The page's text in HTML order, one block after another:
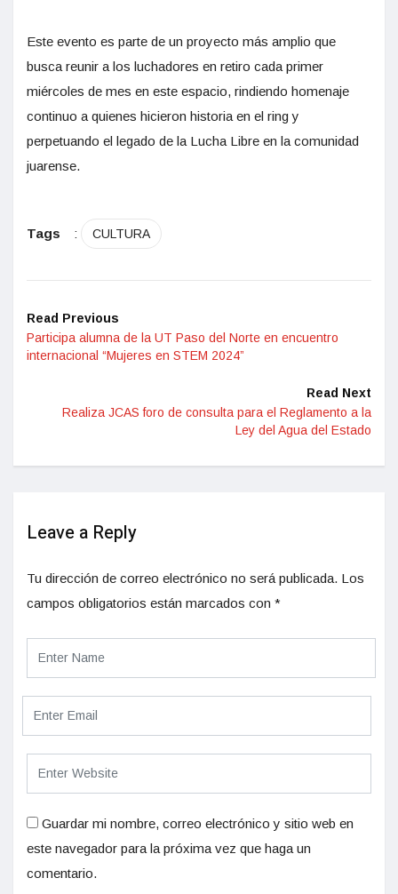
Este evento es parte de un proyecto más amplio que
busca reunir a los luchadores en retiro cada primer
miércoles de mes en este espacio, rindiendo homenaje
continuo a quienes hicieron historia en el ring y
perpetuando el legado de la Lucha Libre en la comunidad
juarense.
Tags : CULTURA
Read Previous
Participa alumna de la UT Paso del Norte en encuentro
internacional “Mujeres en STEM 2024”
Read Next
Realiza JCAS foro de consulta para el Reglamento a la
Ley del Agua del Estado
Leave a Reply
Tu dirección de correo electrónico no será publicada. Los
campos obligatorios están marcados con *
Guardar mi nombre, correo electrónico y sitio web en
este navegador para la próxima vez que haga un
comentario.